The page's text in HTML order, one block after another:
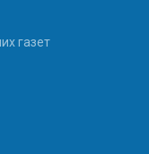
газет